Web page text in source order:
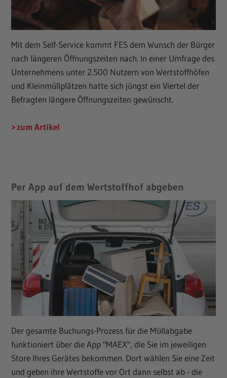
Mit dem Self-Service kommt FES dem Wunsch der Bürger
nach längeren Öffnungszeiten nach. In einer Umfrage des
Unternehmens unter 2.500 Nutzern von Wertstoffhöfen
und Kleinmüllplätzen hatte sich jüngst ein Viertel der
Befragten längere Öffnungszeiten gewünscht.
zum Artikel
Per App auf dem Wertstoffhof abgeben
Der gesamte Buchungs-Prozess für die Müllabgabe
funktioniert über die App "MAEX", die Sie im jeweiligen
Store Ihres Gerätes bekommen. Dort wählen Sie eine Zeit
und geben ihre Wertstoffe vor Ort dann selbst ab - die